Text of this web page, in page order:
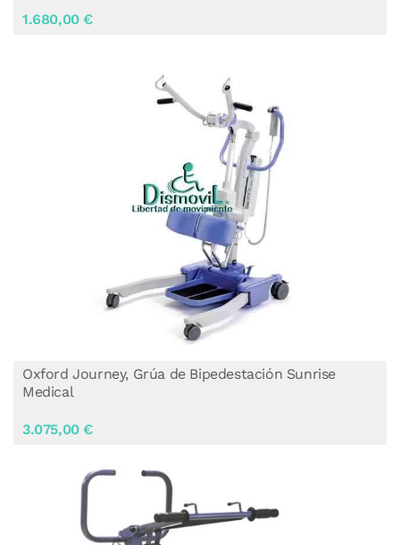
Oxford Journey, Grúa de Bipedestación Sunrise
Medical
3.075,00 €
1.680,00 €